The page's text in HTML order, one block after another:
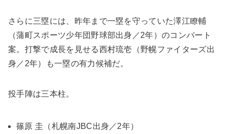
さらに三塁には、昨年まで一塁を守っていた澤江瞭輔
（蒲町スポーツ少年団野球部出身／2年）のコンバート
案。打撃で成長を見せる西村琉壱（野幌ファイターズ出
身／2年）も一塁の有力候補だ。
投手陣は三本柱。
篠原 圭（札幌南JBC出身／2年）